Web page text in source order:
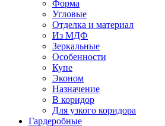
Форма
Угловые
Отделка и материал
Из МДФ
Зеркальные
Особенности
Купе
Эконом
Назначение
В коридор
Для узкого коридора
Гардеробные